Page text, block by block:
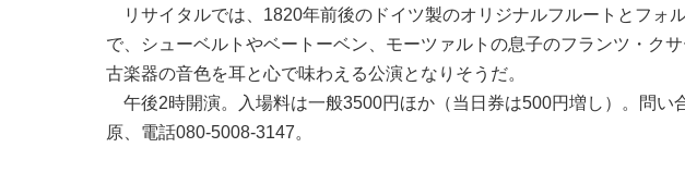
リサイタルでは、1820年前後のドイツ製のオリジナルフルートとフォ
で、シューベルトやベートーベン、モーツァルトの息子のフランツ・ク
古楽器の音色を耳と心で味わえる公演となりそうだ。
午後2時開演。入場料は一般3500円ほか（当日券は500円増し）。問い
原、電話080-5008-3147。